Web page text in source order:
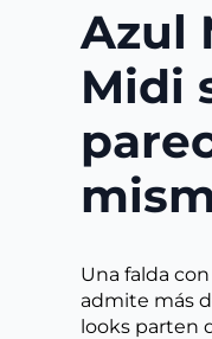
Azul
Midi
Una falda
admite más
looks parten